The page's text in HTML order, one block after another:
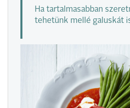
Ha tartalmasabban
tehetünk mellé galuskát